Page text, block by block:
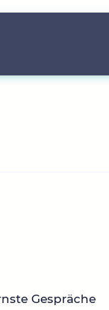
Gespräche